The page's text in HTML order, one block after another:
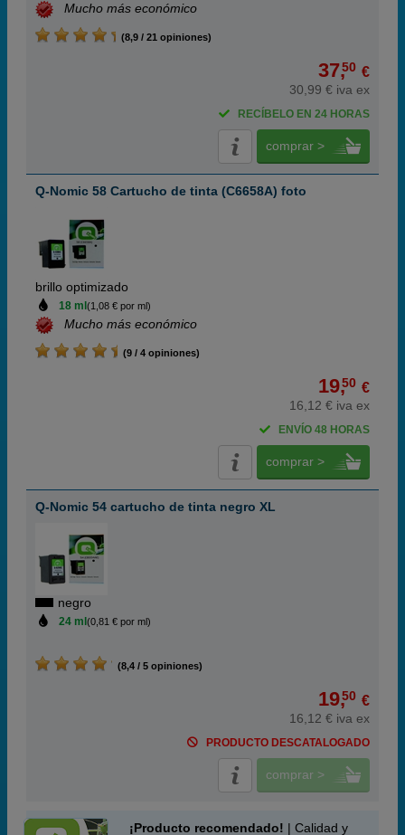
Mucho más económico
(8,9 / 21 opiniones)
37,50 €
30,99 € iva ex
RECÍBELO EN 24 HORAS
comprar >
Q-Nomic 58 Cartucho de tinta (C6658A) foto
brillo optimizado
18 ml (1,08 € por ml)
Mucho más económico
(9 / 4 opiniones)
19,50 €
16,12 € iva ex
ENVÍO 48 HORAS
comprar >
Q-Nomic 54 cartucho de tinta negro XL
negro
24 ml (0,81 € por ml)
(8,4 / 5 opiniones)
19,50 €
16,12 € iva ex
PRODUCTO DESCATALOGADO
comprar >
¡Producto recomendado! | Calidad y